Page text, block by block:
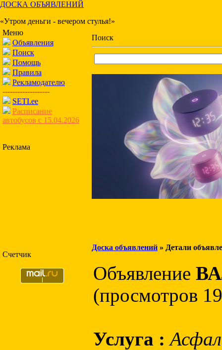
ДОСКА ОБЪЯВЛЕНИЙ
«Утром деньги - вечером стулья!»
Меню
Объявления
Поиск
Помощь
Правила
Рекламодателю
-------------------
SETI.ee
Расписание
автобусов с 15.04.2026
Реклама
Счетчик
Поиск
Доска объявлений » Детали
Объявление
(просмотров
Услуга :